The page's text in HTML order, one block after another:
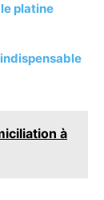
platine
à